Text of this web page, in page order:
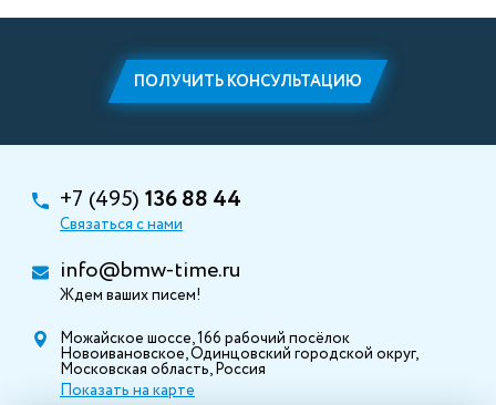
ПОЛУЧИТЬ КОНСУЛЬТАЦИЮ
+7 (495) 136 88 44
Связаться с нами
info@bmw-time.ru
Ждем ваших писем!
Можайское шоссе, 166 рабочий посёлок
Новоивановское, Одинцовский городской округ,
Московская область, Россия
Показать на карте